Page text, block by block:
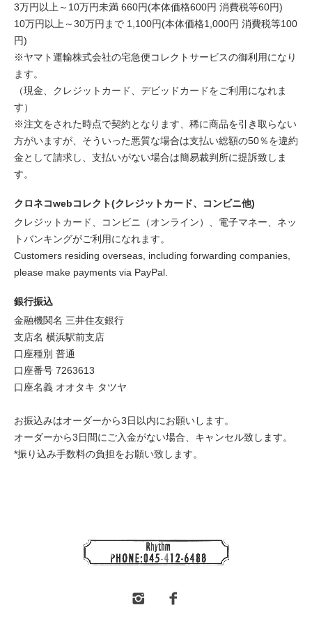
3万円以上～10万円未満 660円(本体価格600円 消費税等60円)
10万円以上～30万円まで 1,100円(本体価格1,000円 消費税等100
円)
※ヤマト運輸株式会社の宅急便コレクトサービスの御利用になり
ます。
（現金、クレジットカード、デビッドカードをご利用になれま
す）
※注文をされた時点で契約となります、稀に商品を引き取らない
方がいますが、そういった悪質な場合は支払い総額の50％を違約
金として請求し、支払いがない場合は簡易裁判所に提訴致しま
す。
クロネコwebコレクト(クレジットカード、コンビニ他)
クレジットカード、コンビニ（オンライン）、電子マネー、ネッ
トバンキングがご利用になれます。
Customers residing overseas, including forwarding companies,
please make payments via PayPal.
銀行振込
金融機関名 三井住友銀行
支店名 横浜駅前支店
口座種別 普通
口座番号 7263613
口座名義 オオタキ タツヤ
お振込みはオーダーから3日以内にお願いします。
オーダーから3日間にご入金がない場合、キャンセル致します。
*振り込み手数料の負担をお願い致します。